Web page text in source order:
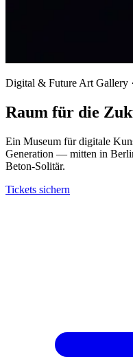
Digital & Future Art Gallery
Raum für die
Ein Museum für digitale
Generation — mitten in
Beton-Solitär.
Tickets sichern